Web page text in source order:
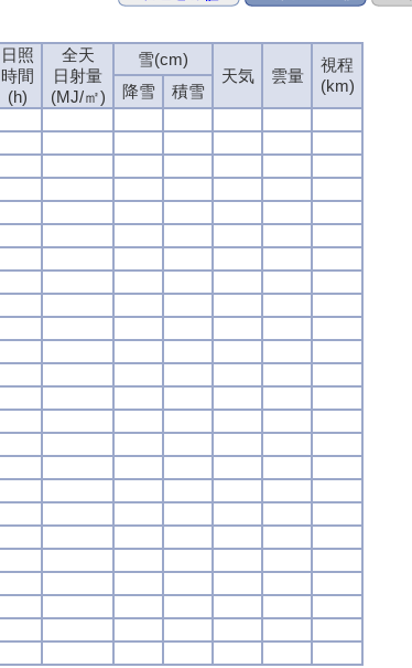
日照
時間
(h)
全天
日射量
(MJ/㎡)
雪(cm)
天気
雲量
視程
(km)
降雪
積雪